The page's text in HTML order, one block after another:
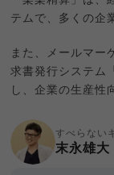
テムで、多くの企
また、メールマー
求書発行システム
し、企業の生産性
すべらない
末永雄大